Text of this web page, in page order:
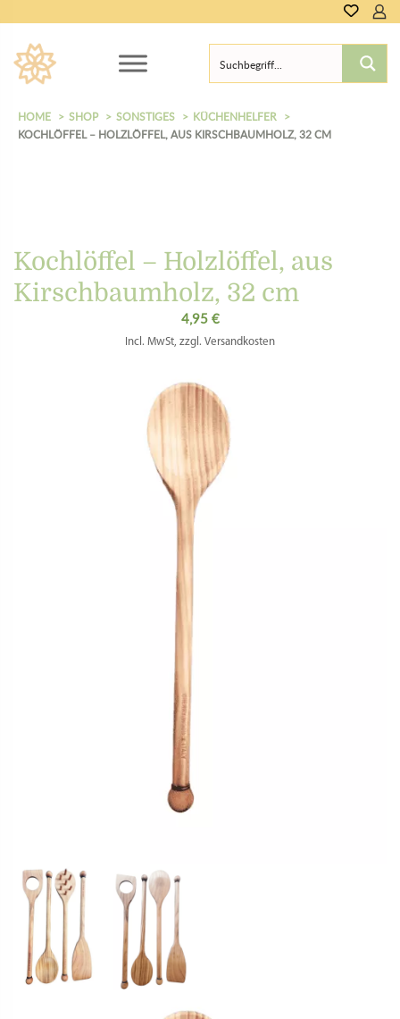
HOME SHOP SONSTIGES
KÜCHENHELFER
KOCHLÖFFEL – HOLZLÖFFEL, AUS KIRSCHBAUMHOLZ, 32 CM
Kochlöffel – Holzlöffel, aus
Kirschbaumholz, 32 cm
4,95 €
Incl. MwSt, zzgl. Versandkosten